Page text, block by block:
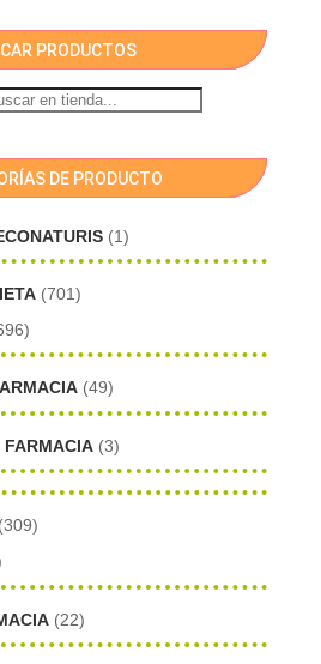
PRODUCTOS
DE PRODUCTO
(1)
(701)
(49)
FARMACIA (3)
(309)
(22)